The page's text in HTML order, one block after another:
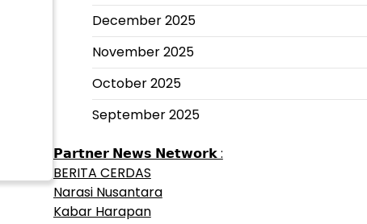
December 2025
November 2025
October 2025
September 2025
𝗣𝗮𝗿𝘁𝗻𝗲𝗿 𝗡𝗲𝘄𝘀 𝗡𝗲𝘁𝘄𝗼𝗿𝗸 :
BERITA CERDAS
Narasi Nusantara
Kabar Harapan